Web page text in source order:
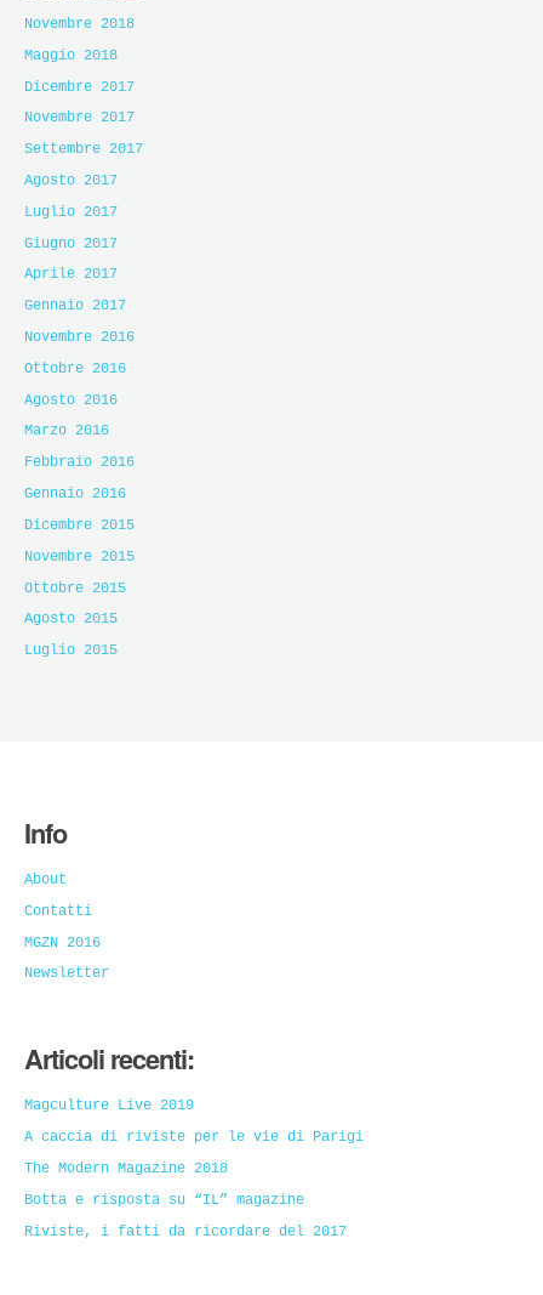
Novembre 2018
Maggio 2018
Dicembre 2017
Novembre 2017
Settembre 2017
Agosto 2017
Luglio 2017
Giugno 2017
Aprile 2017
Gennaio 2017
Novembre 2016
Ottobre 2016
Agosto 2016
Marzo 2016
Febbraio 2016
Gennaio 2016
Dicembre 2015
Novembre 2015
Ottobre 2015
Agosto 2015
Luglio 2015
Info
About
Contatti
MGZN 2016
Newsletter
Articoli recenti:
Magculture Live 2019
A caccia di riviste per le vie di Parigi
The Modern Magazine 2018
Botta e risposta su “IL” magazine
Riviste, i fatti da ricordare del 2017